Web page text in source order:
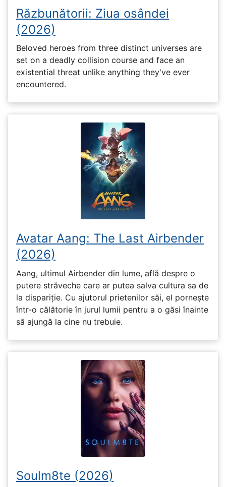
Răzbunătorii: Ziua osândei
(2026)
Beloved heroes from three distinct universes are
set on a deadly collision course and face an
existential threat unlike anything they've ever
encountered.
Avatar Aang: The Last Airbender
(2026)
Aang, ultimul Airbender din lume, află despre o
putere străveche care ar putea salva cultura sa de
la dispariție. Cu ajutorul prietenilor săi, el pornește
într-o călătorie în jurul lumii pentru a o găsi înainte
să ajungă la cine nu trebuie.
Soulm8te (2026)